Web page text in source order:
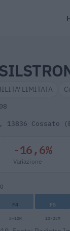
LIMITATA
13836 Cossato
-16,6%
Variazione
F4 F5
5-10M 10-25M